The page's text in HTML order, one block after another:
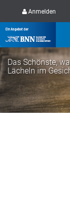
Anmelden
Das Schönste,
Lächeln im